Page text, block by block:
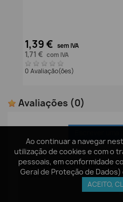
Ao continuar a navegar
utilização de cookies e com o
pessoais, em conformidade
Geral de Proteção de Dados)
ACEITO,
1,39 € sem IVA
1,71 € com IVA
0 Avaliação(ões)
Avaliações (0)
Com base em0
0/5
Ao continuar a navegar
utilização de cookies e com o
pessoais, em conformidade
Geral de Proteção de Dados)
ACEITO,